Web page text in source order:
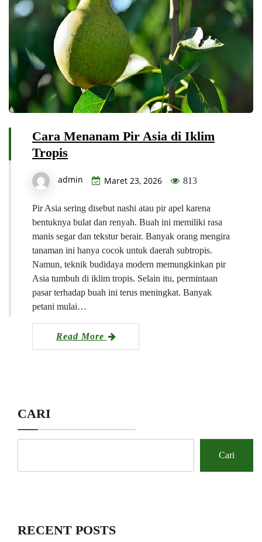
Cara Menanam Pir Asia di Iklim
Tropis
admin Maret 23, 2026 813
Pir Asia sering disebut nashi atau pir apel karena
bentuknya bulat dan renyah. Buah ini memiliki rasa
manis segar dan tekstur berair. Banyak orang mengira
tanaman ini hanya cocok untuk daerah subtropis.
Namun, teknik budidaya modern memungkinkan pir
Asia tumbuh di iklim tropis. Selain itu, permintaan
pasar terhadap buah ini terus meningkat. Banyak
petani mulai…
Read More
CARI
Cari
RECENT POSTS